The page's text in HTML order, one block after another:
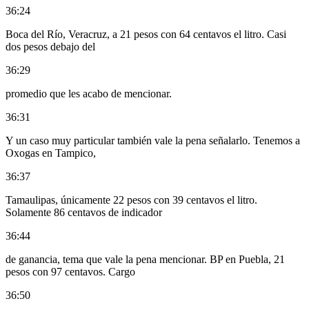
36:24
Boca del Río, Veracruz, a 21 pesos con 64 centavos el litro. Casi
dos pesos debajo del
36:29
promedio que les acabo de mencionar.
36:31
Y un caso muy particular también vale la pena señalarlo. Tenemos a
Oxogas en Tampico,
36:37
Tamaulipas, únicamente 22 pesos con 39 centavos el litro.
Solamente 86 centavos de indicador
36:44
de ganancia, tema que vale la pena mencionar. BP en Puebla, 21
pesos con 97 centavos. Cargo
36:50